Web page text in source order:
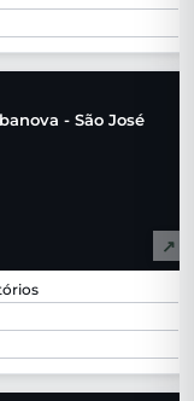
- São José
↗